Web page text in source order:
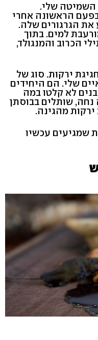
השמיטה שלי.
הראשונה אחרי
את הגרגורים שלה.
למים. בתוך
הכרוב והמנגולד,
ירקות. סוג של
שלי. הם היחידים
לא קלטו במה
שותלים בבוסתן
ירקות מהגינה.
ירקות שמגיעים עכשיו